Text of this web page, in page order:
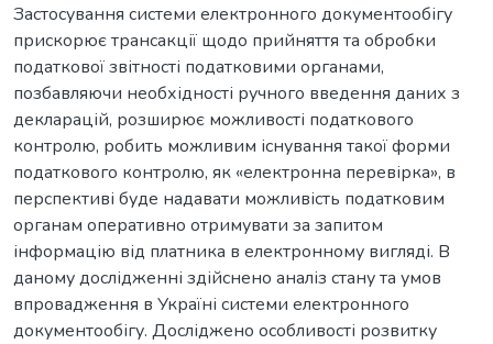
Застосування системи електронного документообігу
прискорює трансакції щодо прийняття та обробки
податкової звітності податковими органами,
позбавляючи необхідності ручного введення даних з
декларацій, розширює можливості податкового
контролю, робить можливим існування такої форми
податкового контролю, як «електронна перевірка», в
перспективі буде надавати можливість податковим
органам оперативно отримувати за запитом
інформацію від платника в електронному вигляді. В
даному дослідженні здійснено аналіз стану та умов
впровадження в Україні системи електронного
документообігу. Досліджено особливості розвитку